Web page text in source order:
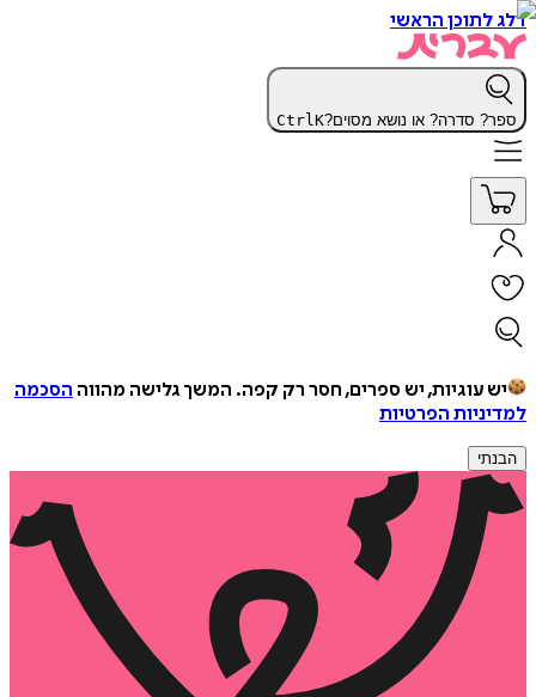
דלג לתוכן הראשי
ספר? סדרה? או נושא מסוים? CtrlK
יש עוגיות, יש ספרים, חסר רק קפה. המשך גלישה מהווה הסכמה
למדיניות הפרטיות
הבנתי